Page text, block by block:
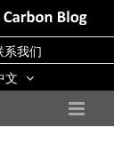
系我们
文